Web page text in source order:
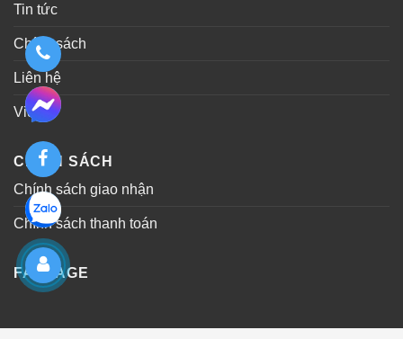
Tin tức
Chính sách
Liên hệ
Video
CHÍNH SÁCH
Chính sách giao nhận
Chính sách thanh toán
FANPAGE